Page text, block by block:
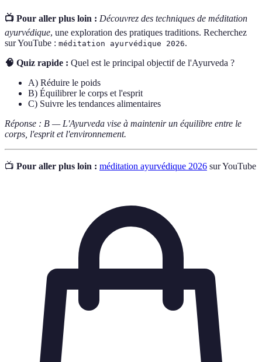
📺 Pour aller plus loin : Découvrez des techniques de méditation
ayurvédique, une exploration des pratiques traditions. Recherchez
sur YouTube : méditation ayurvédique 2026.
🧠 Quiz rapide : Quel est le principal objectif de l'Ayurveda ?
A) Réduire le poids
B) Équilibrer le corps et l'esprit
C) Suivre les tendances alimentaires
Réponse : B — L'Ayurveda vise à maintenir un équilibre entre le
corps, l'esprit et l'environnement.
📺 Pour aller plus loin : méditation ayurvédique 2026 sur YouTube